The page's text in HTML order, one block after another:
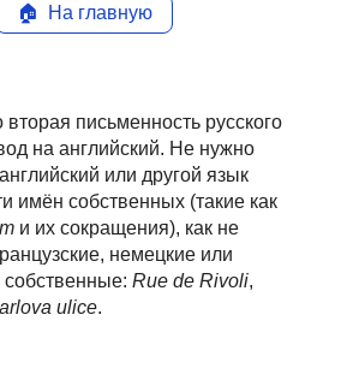
🏠 На главную
письменность русского
на английский. Не нужно
или другой язык
имён собственных (такие как
и их сокращения), как не
немецкие или
Rue de Rivoli,
ulice.